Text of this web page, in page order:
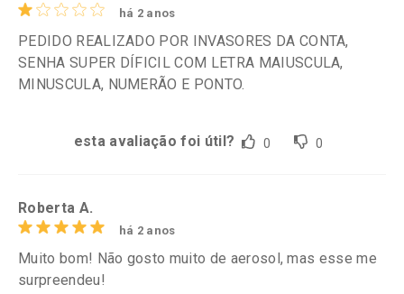
há 2 anos
PEDIDO REALIZADO POR INVASORES DA CONTA,
SENHA SUPER DÍFICIL COM LETRA MAIUSCULA,
MINUSCULA, NUMERÃO E PONTO.
esta avaliação foi útil? 0 0
Roberta A.
há 2 anos
Muito bom! Não gosto muito de aerosol, mas esse me
surpreendeu!